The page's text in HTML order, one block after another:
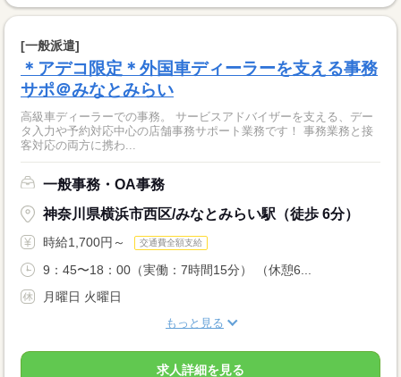
[一般派遣]
＊アデコ限定＊外国車ディーラーを支える事務
サポ＠みなとみらい
高級車ディーラーでの事務。 サービスアドバイザーを支える、デー
タ入力や予約対応中心の店舗事務サポート業務です！ 事務業務と接
客対応の両方に携わ...
一般事務・OA事務
神奈川県横浜市西区/みなとみらい駅（徒歩 6分）
時給1,700円～ 交通費全額支給
9：45〜18：00（実働：7時間15分） （休憩6...
月曜日 火曜日
もっと見る
求人詳細を見る